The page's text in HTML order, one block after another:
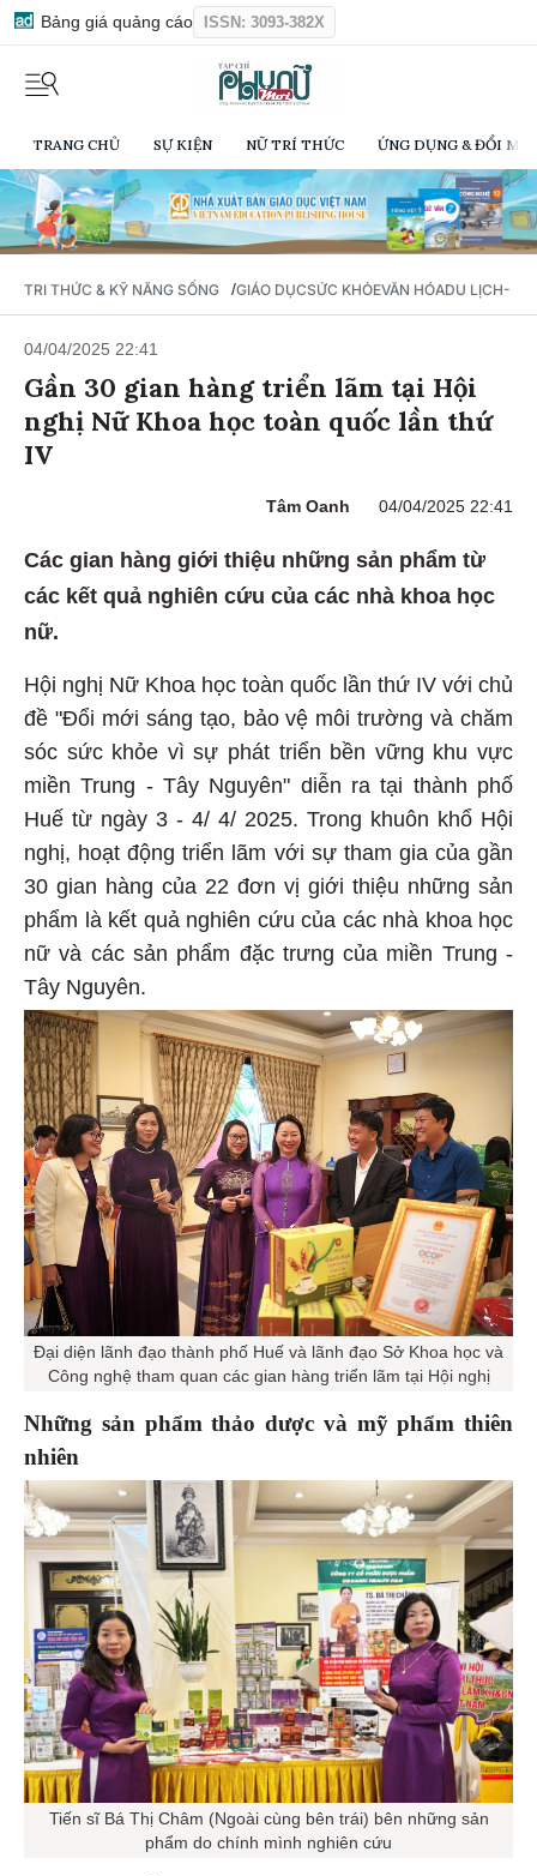
Bảng giá quảng cáo ISSN: 3093-382X
TRANG CHỦ SỰ KIỆN NỮ TRÍ THỨC ỨNG DỤNG & ĐỔI
TRI THỨC & KỸ NĂNG SỐNG /GIÁO DỤCSỨC KHỎEVĂN HÓADU LỊCH-
04/04/2025 22:41
Gần 30 gian hàng triển lãm tại Hội
nghị Nữ Khoa học toàn quốc lần thứ
IV
Tâm Oanh 04/04/2025 22:41
Các gian hàng giới thiệu những sản phẩm từ
các kết quả nghiên cứu của các nhà khoa học
nữ.
Hội nghị Nữ Khoa học toàn quốc lần thứ IV với chủ
đề "Đổi mới sáng tạo, bảo vệ môi trường và chăm
sóc sức khỏe vì sự phát triển bền vững khu vực
miền Trung - Tây Nguyên" diễn ra tại thành phố
Huế từ ngày 3 - 4/ 4/ 2025. Trong khuôn khổ Hội
nghị, hoạt động triển lãm với sự tham gia của gần
30 gian hàng của 22 đơn vị giới thiệu những sản
phẩm là kết quả nghiên cứu của các nhà khoa học
nữ và các sản phẩm đặc trưng của miền Trung -
Tây Nguyên.
Đại diện lãnh đạo thành phố Huế và lãnh đạo Sở Khoa học và
Công nghệ tham quan các gian hàng triển lãm tại Hội nghị
Những sản phẩm thảo dược và mỹ phẩm thiên
nhiên
Tiến sĩ Bá Thị Châm (Ngoài cùng bên trái) bên những sản
phẩm do chính mình nghiên cứu